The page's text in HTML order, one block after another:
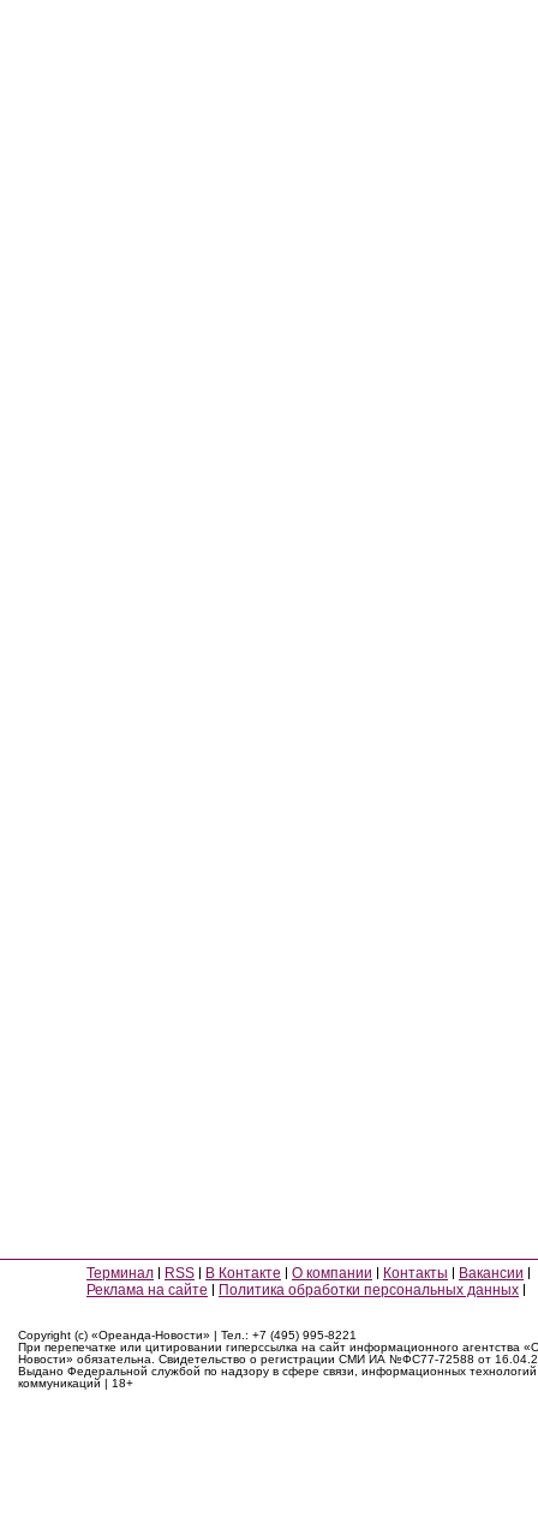
Терминал RSS В Контакте О компании Контакты
Вакансии
Реклама на сайте
Политика обработки персональных данных
Copyright (c) «Ореанда-Новости» | Тел.: +7 (495) 995-8221
При перепечатке или цитировании гиперссылка на сайт информационного агентства
Новости» обязательна. Свидетельство о регистрации СМИ ИА №ФС77-72588 от
Выдано Федеральной службой по надзору в сфере связи, информационных
коммуникаций | 18+